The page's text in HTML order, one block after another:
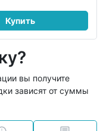
Купить
вы получите
зависят от суммы